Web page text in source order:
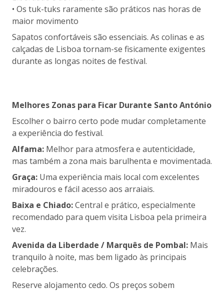
• Os tuk-tuks raramente são práticos nas horas de
maior movimento
Sapatos confortáveis são essenciais. As colinas e as
calçadas de Lisboa tornam-se fisicamente exigentes
durante as longas noites de festival.
Melhores Zonas para Ficar Durante Santo António
Escolher o bairro certo pode mudar completamente
a experiência do festival.
Alfama: Melhor para atmosfera e autenticidade,
mas também a zona mais barulhenta e movimentada.
Graça: Uma experiência mais local com excelentes
miradouros e fácil acesso aos arraiais.
Baixa e Chiado:Central e prático, especialmente
recomendado para quem visita Lisboa pela primeira
vez.
Avenida da Liberdade / Marquês de Pombal: Mais
tranquilo à noite, mas bem ligado às principais
celebrações.
Reserve alojamento cedo. Os preços sobem